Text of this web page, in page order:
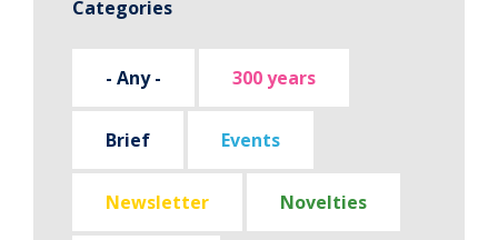
Categories
- Any - 300 years
Brief Events
Newsletter Novelties